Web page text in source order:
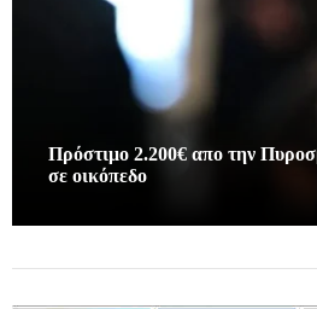
Πρόστιμο 2.200€ απο την
σε οικόπεδο